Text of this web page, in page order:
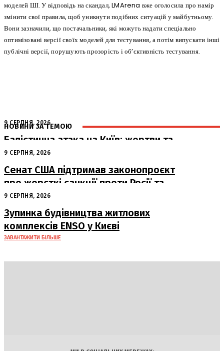
моделей ШІ. У відповідь на скандал, LMArena вже оголосила про намір
змінити свої правила, щоб уникнути подібних ситуацій у майбутньому.
Вони зазначили, що постачальники, які можуть надати спеціально
оптимізовані версії своїх моделей для тестування, а потім випускати інші
публічні версії, порушують прозорість і об’єктивність тестування.
НОВИНИ ЗА ТЕМОЮ
9 СЕРПНЯ, 2026
Балістична атака на Київ: жертви та
руйнування
9 СЕРПНЯ, 2026
Сенат США підтримав законопроєкт
про жорсткі санкції проти Росії та
Ірану
9 СЕРПНЯ, 2026
Зупинка будівництва житлових
комплексів ENSO у Києві
ЗАВАНТАЖИТИ БІЛЬШЕ